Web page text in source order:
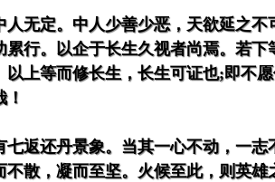
无定。中人少善少恶，天欲延之不
行。以企于长生久视者尚焉。若
上等而修长生，长生可证也;即不
返还丹景象。当其一心不动，一
散，凝而至坚。火候至此，则英